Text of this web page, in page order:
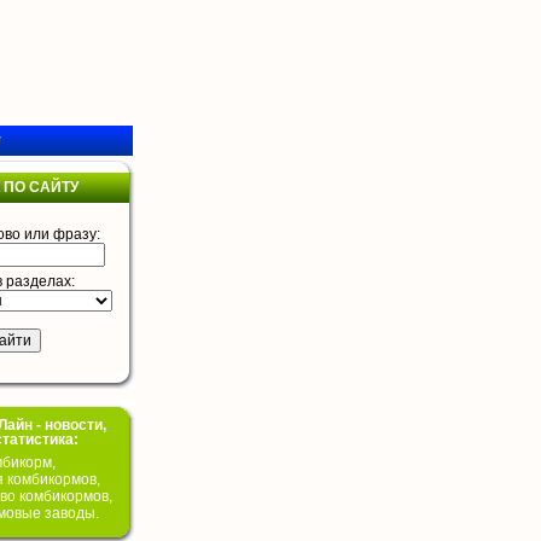
САЙТУ
или фразу:
разделах:
- новости,
комбикормов,
комбикормов,
заводы.